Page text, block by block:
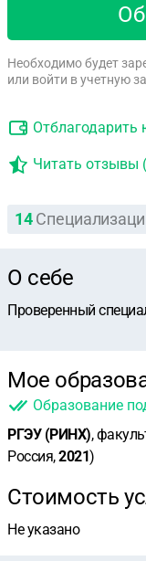
Необходимо будет
или войти в учетную
Отблагодарить
Читать отзывы (
14
О себе
Проверенный
Мое
Образование
РГЭУ (РИНХ),
Россия,2021)
Стоимость
Не указано